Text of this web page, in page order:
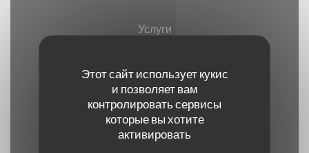
Этот сайт использует кукис
и позволяет вам
контролировать сервисы
которые вы хотите
активировать
Услуги
ограниченной мобильностью, терраса, ВАЙ-
ФАЙ
Способы оплаты
Eurocard / Mastercard, виза